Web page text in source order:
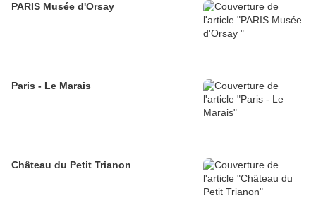
PARIS Musée d'Orsay
Paris - Le Marais
Château du Petit Trianon